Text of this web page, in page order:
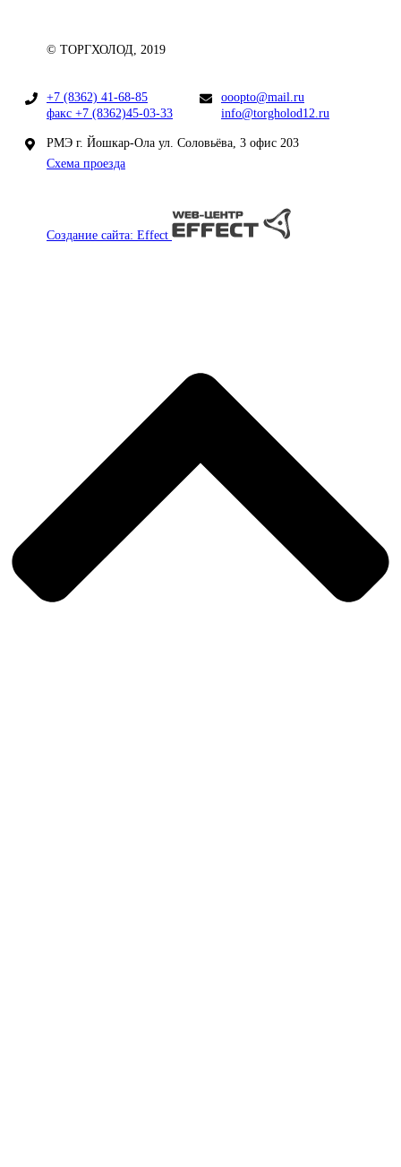
© ТОРГХОЛОД, 2019
+7 (8362) 41-68-85
факс +7 (8362)45-03-33
ooopto@mail.ru
info@torgholod12.ru
РМЭ г. Йошкар-Ола ул. Соловьёва, 3 офис 203
Схема проезда
Создание сайта: Effect